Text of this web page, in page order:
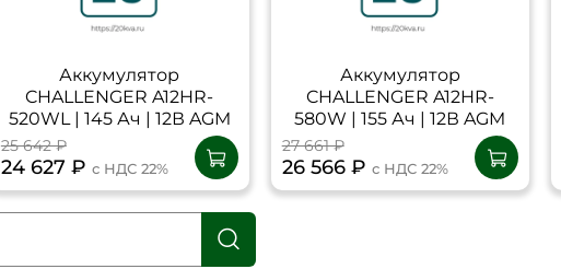
Аккумулятор
CHALLENGER A12HR-
520WL | 145 Ач | 12В AGM
25 642 ₽
24 627 ₽ с НДС 22%
Аккумулятор
CHALLENGER A12HR-
580W | 155 Ач | 12В AGM
27 661 ₽
26 566 ₽ с НДС 22%